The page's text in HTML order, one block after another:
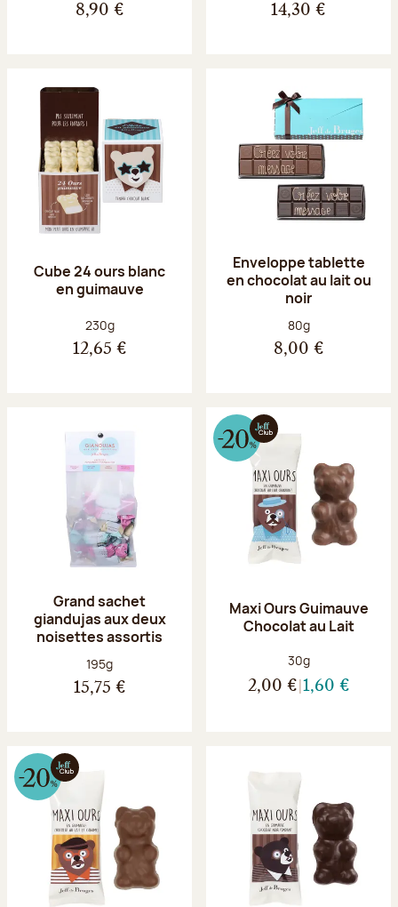
8,90 € 14,30 €
Cube 24 ours blanc
en guimauve
Poids net :
230g
12,65 €
Enveloppe tablette
en chocolat au lait ou
noir
Poids net :
80g
8,00 €
Grand sachet
giandujas aux deux
noisettes assortis
Poids net :
195g
15,75 €
Maxi Ours Guimauve
Chocolat au Lait
Poids net :
30g
2,00 € 1,60 €